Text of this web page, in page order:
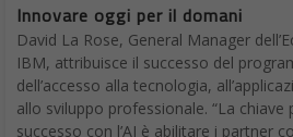
Innovare oggi per il domani
David La Rose, General Manager
IBM, attribuisce il successo del
dell’accesso alla tecnologia,
allo sviluppo professionale. “La chiave
successo con l’AI è abilitare i partner